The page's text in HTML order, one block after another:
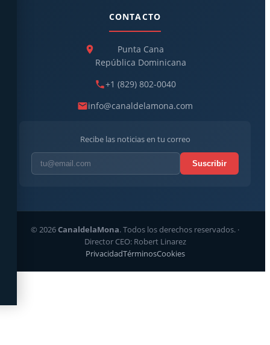
CONTACTO
Punta Cana
República Dominicana
+1 (829) 802-0040
info@canaldelamona.com
Recibe las noticias en tu correo
Suscribir
© 2026CanaldelaMona. Todos los derechos reservados. ·
Director CEO: Robert Linarez
PrivacidadTérminosCookies